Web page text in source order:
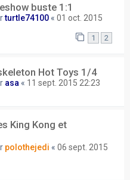
buste 1:1
turtle74100 « 01 oct. 2015
1 2
Hot Toys 1/4
asa « 11 sept. 2015 22:23
King Kong et
polothejedi « 06 sept. 2015